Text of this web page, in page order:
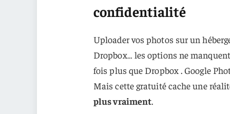
confidentialité
Uploader vos photos sur un
Dropbox… les options ne
fois plus que Dropbox . Google
Mais cette gratuité cache une
plus vraiment.